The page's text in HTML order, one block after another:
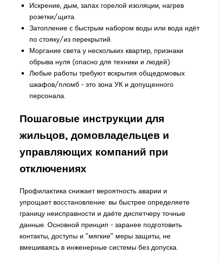
Искрение, дым, запах горелой изоляции, нагрев
розетки/щита.
Затопление с быстрым набором воды или вода идёт
по стояку/из перекрытий.
Моргание света у нескольких квартир, признаки
обрыва нуля (опасно для техники и людей).
Любые работы требуют вскрытия общедомовых
шкафов/пломб - это зона УК и допущенного
персонала.
Пошаговые инструкции для
жильцов, домовладельцев и
управляющих компаний при
отключениях
Профилактика снижает вероятность аварии и
упрощает восстановление: вы быстрее определяете
границу неисправности и даёте диспетчеру точные
данные. Основной принцип - заранее подготовить
контакты, доступы и "мягкие" меры защиты, не
вмешиваясь в инженерные системы без допуска.